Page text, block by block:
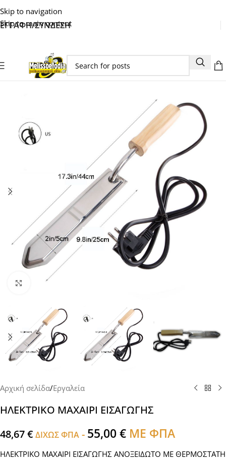
Skip to navigation
Skip to main content
ΕΓΓΑΦΗ/ΣΥΝΔΕΣΗ
Click to enlarge
Αρχική σελίδα/Εργαλεία
ΗΛΕΚΤΡΙΚΟ ΜΑΧΑΙΡΙ ΕΙΣΑΓΩΓΗΣ
48,67€ ΔΙΧΩΣ ΦΠΑ - 55,00€ ΜΕ ΦΠΑ
ΗΛΕΚΤΡΙΚΟ ΜΑΧΑΙΡΙ ΕΙΣΑΓΩΓΗΣ ΑΝΟΞΕΙΔΩΤΟ ΜΕ ΘΕΡΜΟΣΤΑΤΗ